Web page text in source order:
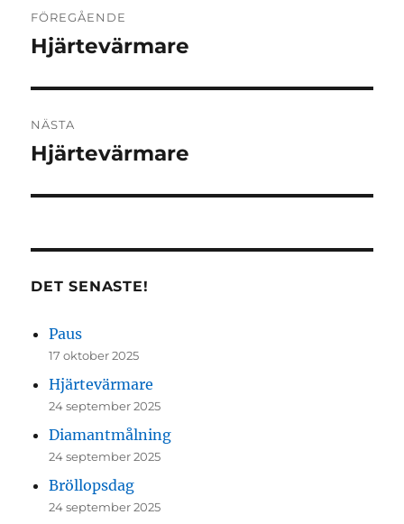
FÖREGÅENDE
Föregående
Hjärtevärmare
NÄSTA
Nästa
Hjärtevärmare
DET SENASTE!
Paus
17 oktober 2025
Hjärtevärmare
24 september 2025
Diamantmålning
24 september 2025
Bröllopsdag
24 september 2025